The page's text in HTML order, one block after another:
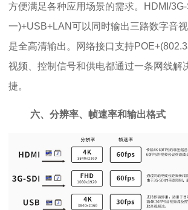
方便满足各种应用场景的需求。HDMI/
一)+USB+LAN可以同时输出三路数字音
是全高清输出。网络接口支持
视频、控制信号和供电都通过一条网线解
捷。
六、分辨率、帧速率和输出格式